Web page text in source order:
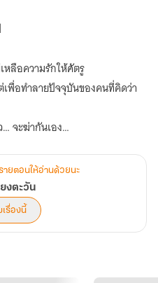
หลือความรักให้ศัตรู
พื่อทำลายปัจจุบันของคนที่คิดว่า
จะฆ่ากันเอง
เคยทอดทิ้งเธอเลย
ายตอนให้อ่านด้วยนะ
งตะวัน
รื่องนี้